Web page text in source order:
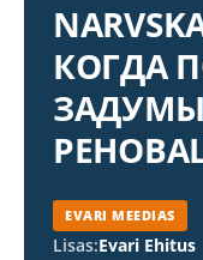
КОГДА
EVARI MEEDIAS
Lisas:Evari Ehitus